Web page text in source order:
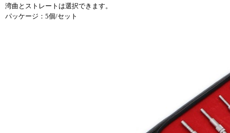
湾曲とストレートは選択できます。
パッケージ：5個/セット